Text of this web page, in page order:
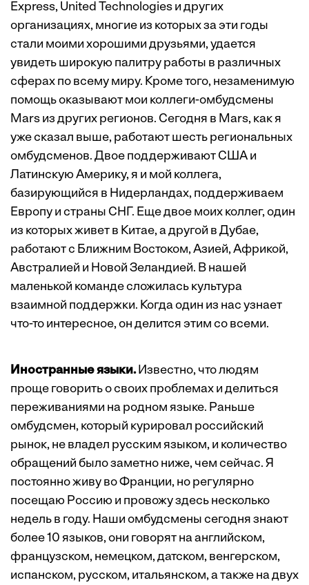
Express, United Technologies и других
организациях, многие из которых за эти годы
стали моими хорошими друзьями, удается
увидеть широкую палитру работы в различных
сферах по всему миру. Кроме того, незаменимую
помощь оказывают мои коллеги-омбудсмены
Mars из других регионов. Сегодня в Mars, как я
уже сказал выше, работают шесть региональных
омбудсменов. Двое поддерживают США и
Латинскую Америку, я и мой коллега,
базирующийся в Нидерландах, поддерживаем
Европу и страны СНГ. Еще двое моих коллег, один
из которых живет в Китае, а другой в Дубае,
работают с Ближним Востоком, Азией, Африкой,
Австралией и Новой Зеландией. В нашей
маленькой команде сложилась культура
взаимной поддержки. Когда один из нас узнает
что-то интересное, он делится этим со всеми.
Иностранные языки.Известно, что людям
проще говорить о своих проблемах и делиться
переживаниями на родном языке. Раньше
омбудсмен, который курировал российский
рынок, не владел русским языком, и количество
обращений было заметно ниже, чем сейчас. Я
постоянно живу во Франции, но регулярно
посещаю Россию и провожу здесь несколько
недель в году. Наши омбудсмены сегодня знают
более 10 языков, они говорят на английском,
французском, немецком, датском, венгерском,
испанском, русском, итальянском, а также на двух